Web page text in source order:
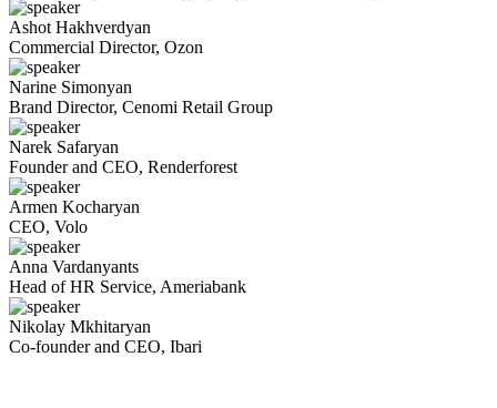
Ashot Hakhverdyan
Commercial Director, Ozon
Narine Simonyan
Brand Director, Cenomi Retail Group
Narek Safaryan
Founder and CEO, Renderforest
Armen Kocharyan
CEO, Volo
Anna Vardanyants
Head of HR Service, Ameriabank
Nikolay Mkhitaryan
Co-founder and CEO, Ibari